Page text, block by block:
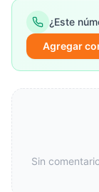
¿Este
Agregar
Sin